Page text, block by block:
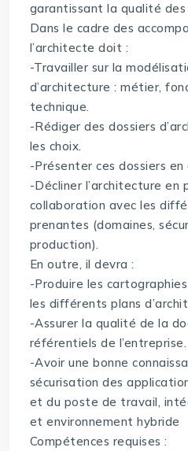
garantissant la qualité
Dans le cadre des
l’architecte doit :
-Travailler sur la
d’architecture : métier,
technique.
-Rédiger des dossiers
les choix.
-Présenter ces dossiers en
-Décliner l’architecture en
collaboration avec les
prenantes (domaines,
production).
En outre, il devra :
-Produire les
les différents plans
-Assurer la qualité de la
référentiels de l’entreprise.
-Avoir une bonne
sécurisation des
et du poste de travail,
et environnement hybride
Compétences requises :